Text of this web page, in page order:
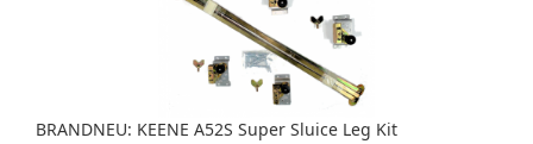
BRANDNEU: KEENE A52S Super Sluice Leg Kit